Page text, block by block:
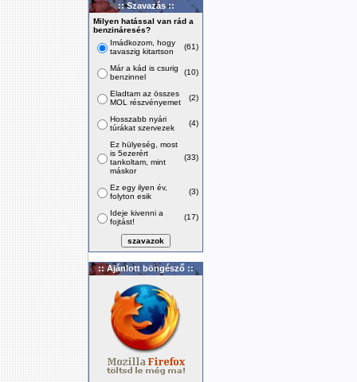
:: Szavazás ::
Milyen hatással van rád a
benzináresés?
Imádkozom, hogy
tavaszig kitartson
(61)
Már a kád is csurig
benzinnel
(10)
Eladtam az összes
MOL részvényemet
(2)
Hosszabb nyári
túrákat szervezek
(4)
Ez hülyeség, most
is 5ezerért
tankoltam, mint
máskor
(33)
Ez egy ilyen év,
folyton esik
(3)
Ideje kivenni a
fojtást!
(17)
:: Ajánlott böngésző ::